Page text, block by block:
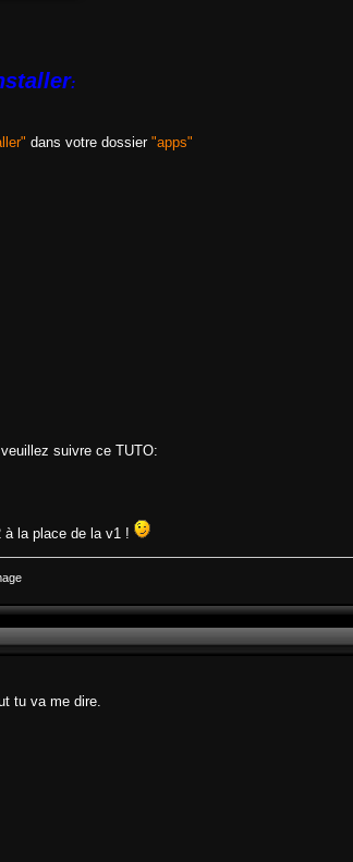
:
dans votre dossier "apps"
suivre ce TUTO:
la place de la v1 !
tu va me dire.